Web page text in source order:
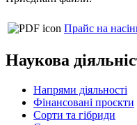
Прайс на
Наукова
Напрями діяльності
Фінансовані проєкти
Сорти та гібриди